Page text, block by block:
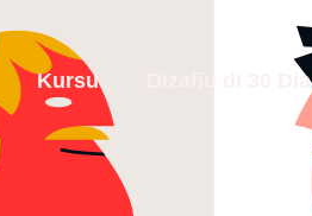
Kursu Dizafiu di 30 Dia